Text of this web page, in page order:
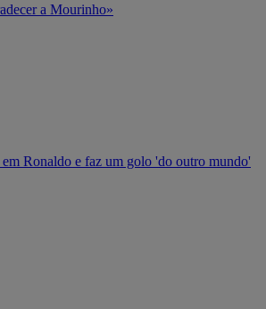
a Mourinho»
Ronaldo e faz um golo 'do outro mundo'